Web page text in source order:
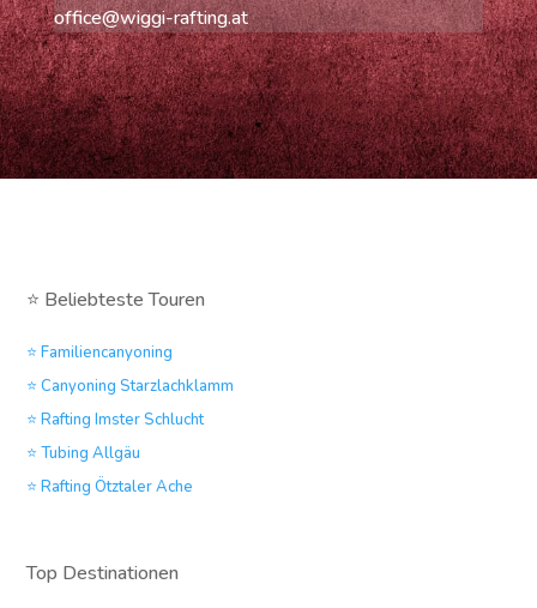
office@wiggi-rafting.at
⭐ Beliebteste Touren
⭐ Familiencanyoning
⭐ Canyoning Starzlachklamm
⭐ Rafting Imster Schlucht
⭐ Tubing Allgäu
⭐ Rafting Ötztaler Ache
Top Destinationen